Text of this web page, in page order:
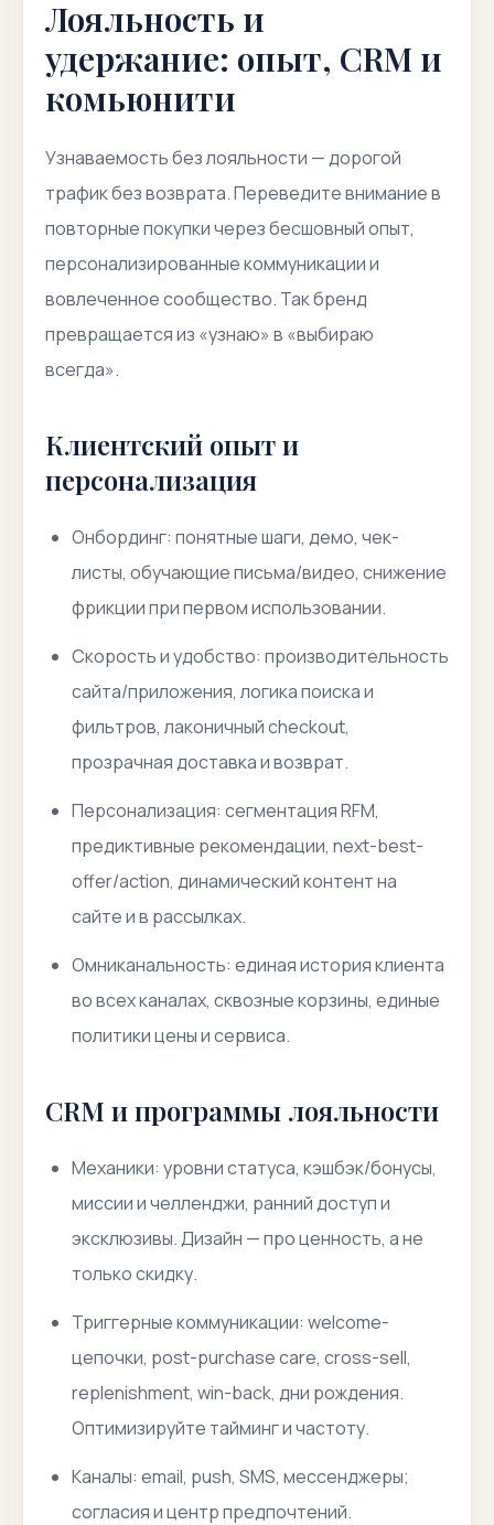
Лояльность и
удержание: опыт, CRM и
комьюнити
Узнаваемость без лояльности — дорогой
трафик без возврата. Переведите внимание в
повторные покупки через бесшовный опыт,
персонализированные коммуникации и
вовлеченное сообщество. Так бренд
превращается из «узнаю» в «выбираю
всегда».
Клиентский опыт и
персонализация
Онбординг: понятные шаги, демо, чек-
листы, обучающие письма/видео, снижение
фрикции при первом использовании.
Скорость и удобство: производительность
сайта/приложения, логика поиска и
фильтров, лаконичный checkout,
прозрачная доставка и возврат.
Персонализация: сегментация RFM,
предиктивные рекомендации, next-best-
offer/action, динамический контент на
сайте и в рассылках.
Омниканальность: единая история клиента
во всех каналах, сквозные корзины, единые
политики цены и сервиса.
CRM и программы лояльности
Механики: уровни статуса, кэшбэк/бонусы,
миссии и челленджи, ранний доступ и
эксклюзивы. Дизайн — про ценность, а не
только скидку.
Триггерные коммуникации: welcome-
цепочки, post-purchase care, cross-sell,
replenishment, win-back, дни рождения.
Оптимизируйте тайминг и частоту.
Каналы: email, push, SMS, мессенджеры;
согласия и центр предпочтений.